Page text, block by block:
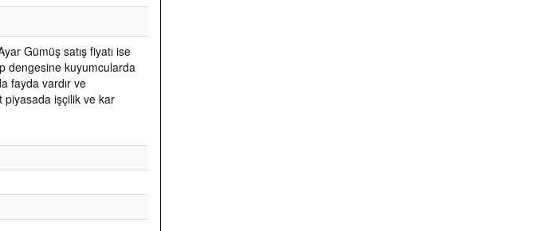
Gümüş satış fiyatı ise
dengesine kuyumcularda
fayda vardır ve
piyasada işçilik ve kar